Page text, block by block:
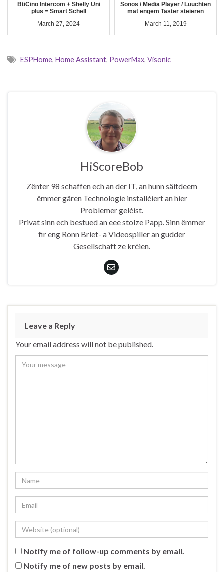
BtiCino Intercom + Shelly Uni
plus = Smart Schell
March 27, 2024
Sonos / Media Player / Luuchten
mat engem Taster steieren
March 11, 2019
ESPHome, Home Assistant, PowerMax, Visonic
HiScoreBob
Zënter 98 schaffen ech an der IT, an hunn säitdeem
ëmmer gären Technologie installéiert an hier
Problemer geléist.
Privat sinn ech bestued an eee stolze Papp. Sinn ëmmer
fir eng Ronn Briet- a Videospiller an gudder
Gesellschaft ze kréien.
Leave a Reply
Your email address will not be published.
Notify me of follow-up comments by email.
Notify me of new posts by email.